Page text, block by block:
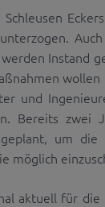
Instand
und
Bereits zwei
um die
möglich
aktuell für